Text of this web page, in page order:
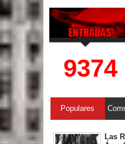
9374
Populares
Las